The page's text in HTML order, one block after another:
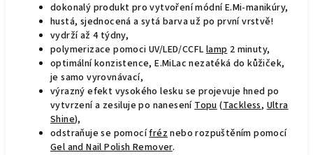
dokonalý produkt pro vytvoření módní E.Mi-manikúry,
hustá, sjednocená a sytá barva už po první vrstvě!
vydrží až 4 týdny,
polymerizace pomoci UV/LED/CCFLlamp2 minuty,
optimální konzistence, E.MiLac nezatéká do kůžiček,
je samo vyrovnávací,
výrazný efekt vysokého lesku se projevuje hned po
vytvrzení a zesiluje po naneseníTopu(Tackless,Ultra
Shine),
odstraňuje se pomocífréznebo rozpuštěním pomocí
Gel and Nail Polish Remover.